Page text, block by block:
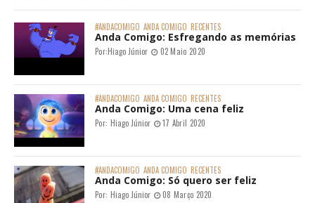
#ANDACOMIGO ANDA COMIGO RECENTES
Anda Comigo: Esfregando as memórias
Por:Hiago Júnior 02 Maio 2020
#ANDACOMIGO ANDA COMIGO RECENTES
Anda Comigo: Uma cena feliz
Por: Hiago Júnior 17 Abril 2020
#ANDACOMIGO ANDA COMIGO RECENTES
Anda Comigo: Só quero ser feliz
Por: Hiago Júnior 08 Março 2020